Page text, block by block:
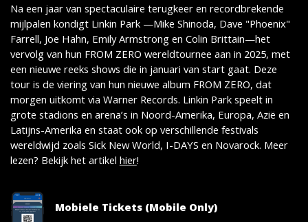
Na een jaar van spectaculaire terugkeer en recordbrekende
mijlpalen kondigt Linkin Park —Mike Shinoda, Dave "Phoenix"
Farrell, Joe Hahn, Emily Armstrong en Colin Brittain—het
vervolg van hun FROM ZERO wereldtournee aan in 2025, met
een nieuwe reeks shows die in januari van start gaat. Deze
tour is de viering van hun nieuwe album FROM ZERO, dat
morgen uitkomt via Warner Records. Linkin Park speelt in
grote stadions en arena’s in Noord-Amerika, Europa, Azië en
Latijns-Amerika en staat ook op verschillende festivals
wereldwijd zoals Sick New World, I-DAYS en Novarock. Meer
lezen? Bekijk het artikel hier!
Mobiele Tickets (Mobile Only)